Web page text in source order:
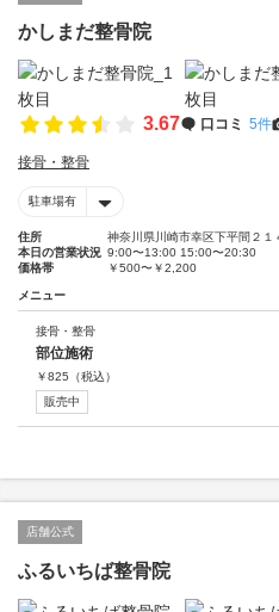
かしまだ整骨院
3.67 口コミ 5件
接骨・整骨
駐車場有
住所
神奈川県川崎市幸区下平間２１
本日の営業状況 9:00〜13:00 15:00〜20:30
価格帯
￥500〜￥2,200
メニュー
接骨・整骨
部位施術
￥825 （税込）
販売中
店舗公式
ふるいちば整骨院